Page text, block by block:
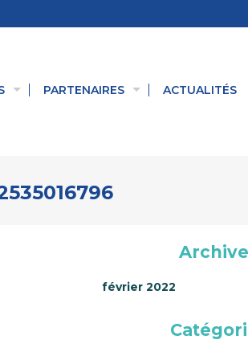
PARTENAIRES ACTUALITÉS
février 2022